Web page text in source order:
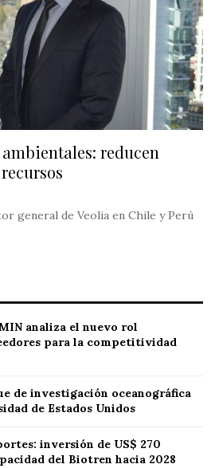
reducen
general de Veolia en Chile y Perú
analiza el nuevo rol
para la competitividad
de investigación oceanográfica
de Estados Unidos
inversión de US$ 270
del Biotren hacia 2028